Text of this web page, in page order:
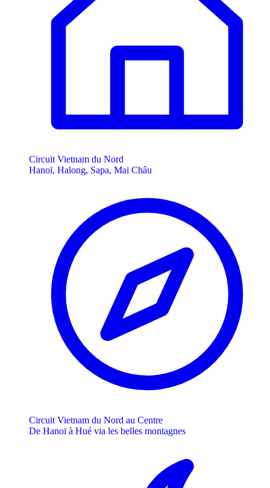
Circuit Vietnam du Nord
Hanoï, Halong, Sapa, Mai Châu
Circuit Vietnam du Nord au Centre
De Hanoï à Hué via les belles montagnes